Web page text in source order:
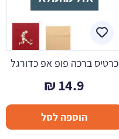
כרטיס ברכה פופ אפ כדורגל
14.9
₪
הוספה לסל